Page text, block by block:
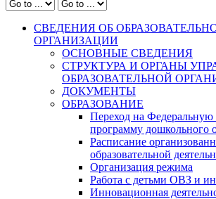
СВЕДЕНИЯ ОБ
ОРГАНИЗАЦИИ
ОСНОВНЫЕ СВЕДЕНИЯ
СТРУКТУРА И ОРГАНЫ
ОБРАЗОВАТЕЛЬНОЙ
ДОКУМЕНТЫ
ОБРАЗОВАНИЕ
Переход на Федеральную
программу дошкольного
Расписание
образовательной
Организация режима
Работа с детьми ОВЗ и
Инновационная